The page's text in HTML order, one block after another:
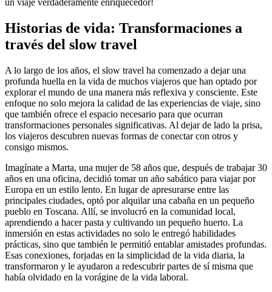
un viaje verdaderamente enriquecedor!
Historias de vida: Transformaciones a
través del slow travel
A lo largo de los años, el slow travel ha comenzado a dejar una
profunda huella en la vida de muchos viajeros que han optado por
explorar el mundo de una manera más reflexiva y consciente. Este
enfoque no solo mejora la calidad de las experiencias de viaje, sino
que también ofrece el espacio necesario para que ocurran
transformaciones personales significativas. Al dejar de lado la prisa,
los viajeros descubren nuevas formas de conectar con otros y
consigo mismos.
Imagínate a Marta, una mujer de 58 años que, después de trabajar 30
años en una oficina, decidió tomar un año sabático para viajar por
Europa en un estilo lento. En lugar de apresurarse entre las
principales ciudades, optó por alquilar una cabaña en un pequeño
pueblo en Toscana. Allí, se involucró en la comunidad local,
aprendiendo a hacer pasta y cultivando un pequeño huerto. La
inmersión en estas actividades no solo le entregó habilidades
prácticas, sino que también le permitió entablar amistades profundas.
Esas conexiones, forjadas en la simplicidad de la vida diaria, la
transformaron y le ayudaron a redescubrir partes de sí misma que
había olvidado en la vorágine de la vida laboral.